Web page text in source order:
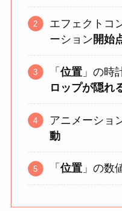
エフェクトコ
ーション 開始
「 位置」の時
ロップが隠れ
アニメーショ
動
「 位置」の数